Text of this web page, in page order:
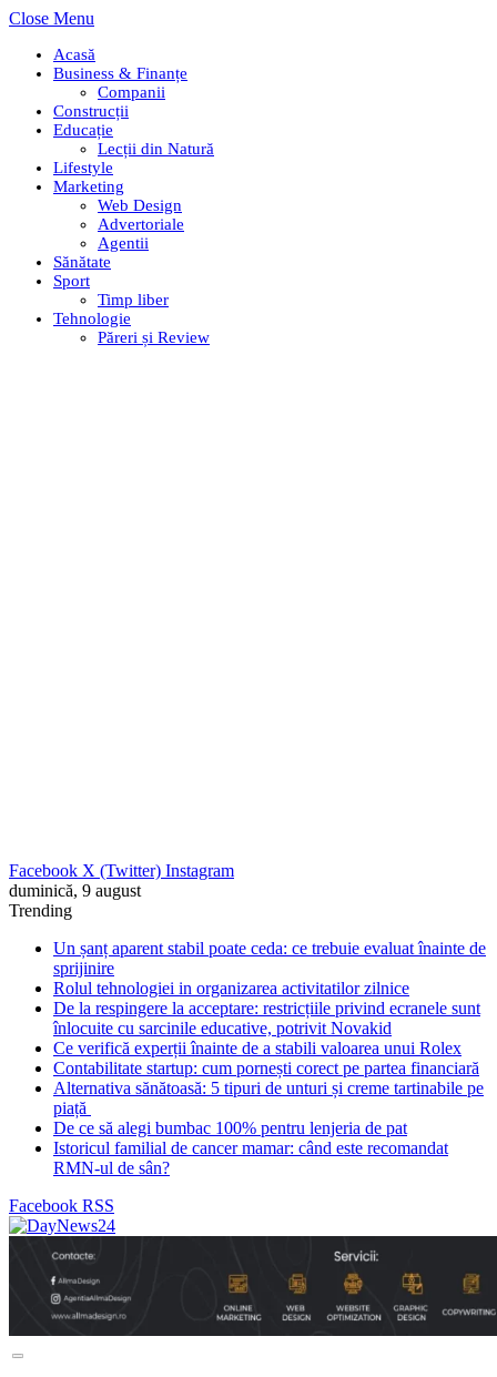
Close Menu
Acasă
Business & Finanțe
Companii
Construcții
Educație
Lecții din Natură
Lifestyle
Marketing
Web Design
Advertoriale
Agentii
Sănătate
Sport
Timp liber
Tehnologie
Păreri și Review
Facebook X (Twitter) Instagram
duminică, 9 august
Trending
Un șanț aparent stabil poate ceda: ce trebuie evaluat înainte de
sprijinire
Rolul tehnologiei in organizarea activitatilor zilnice
De la respingere la acceptare: restricțiile privind ecranele sunt
înlocuite cu sarcinile educative, potrivit Novakid
Ce verifică experții înainte de a stabili valoarea unui Rolex
Contabilitate startup: cum pornești corect pe partea financiară
Alternativa sănătoasă: 5 tipuri de unturi și creme tartinabile pe
piață
De ce să alegi bumbac 100% pentru lenjeria de pat
Istoricul familial de cancer mamar: când este recomandat
RMN-ul de sân?
Facebook RSS